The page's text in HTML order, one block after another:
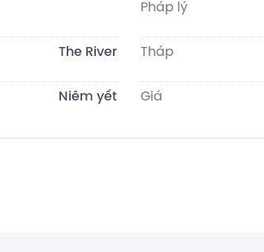
Pháp lý
The River Tháp
Niêm yết Giá